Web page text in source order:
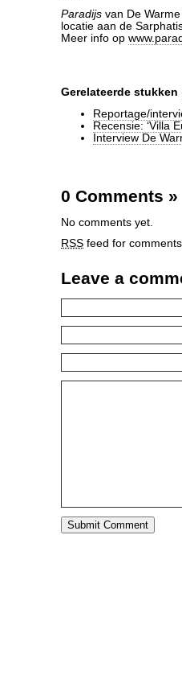
Paradijs van De
locatie aan de
Meer info op
Gerelateerde stukken
Reportage/
Recensie: ‘Villa
Interview De
0 Comments »
No comments yet.
RSS feed for
Leave a